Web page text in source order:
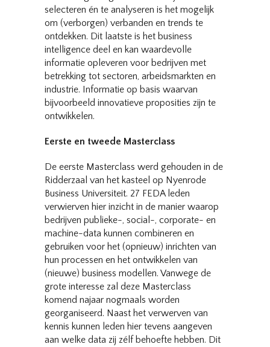
selecteren én te analyseren is het mogelijk
om (verborgen) verbanden en trends te
ontdekken. Dit laatste is het business
intelligence deel en kan waardevolle
informatie opleveren voor bedrijven met
betrekking tot sectoren, arbeidsmarkten en
industrie. Informatie op basis waarvan
bijvoorbeeld innovatieve proposities zijn te
ontwikkelen.
Eerste en tweede Masterclass
De eerste Masterclass werd gehouden in de
Ridderzaal van het kasteel op Nyenrode
Business Universiteit. 27 FEDA leden
verwierven hier inzicht in de manier waarop
bedrijven publieke-, social-, corporate- en
machine-data kunnen combineren en
gebruiken voor het (opnieuw) inrichten van
hun processen en het ontwikkelen van
(nieuwe) business modellen. Vanwege de
grote interesse zal deze Masterclass
komend najaar nogmaals worden
georganiseerd. Naast het verwerven van
kennis kunnen leden hier tevens aangeven
aan welke data zij zélf behoefte hebben. Dit